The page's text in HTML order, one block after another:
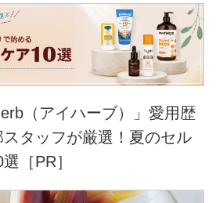
（アイハーブ）」愛用歴
タッフが厳選！夏のセル
［PR］